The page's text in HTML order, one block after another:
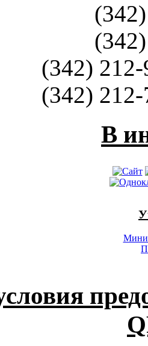
(342)
(342)
В